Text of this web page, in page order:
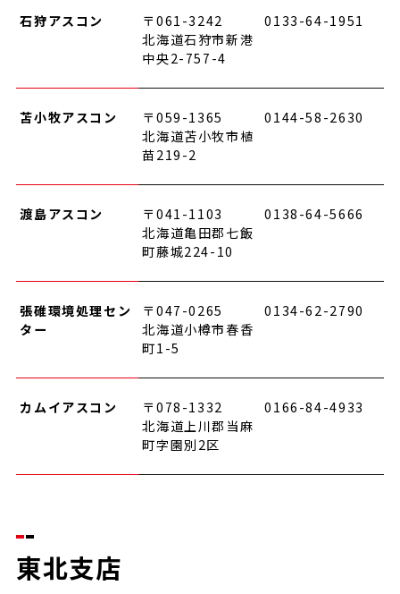
石狩アスコン
〒061-3242
北海道石狩市新港
中央2-757-4
0133-64-1951
苫小牧アスコン
〒059-1365
北海道苫小牧市植
苗219-2
0144-58-2630
渡島アスコン
〒041-1103
北海道亀田郡七飯
町藤城224-10
0138-64-5666
張碓環境処理セン
ター
〒047-0265
北海道小樽市春香
町1-5
0134-62-2790
カムイアスコン
〒078-1332
北海道上川郡当麻
町字園別2区
0166-84-4933
東北支店